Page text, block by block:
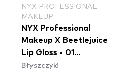
NYX PROFESSIONAL
MAKEUP
NYX Professional
Makeup X Beetlejuice
Lip Gloss - 01
Pomegranate Clout
Błyszczyki